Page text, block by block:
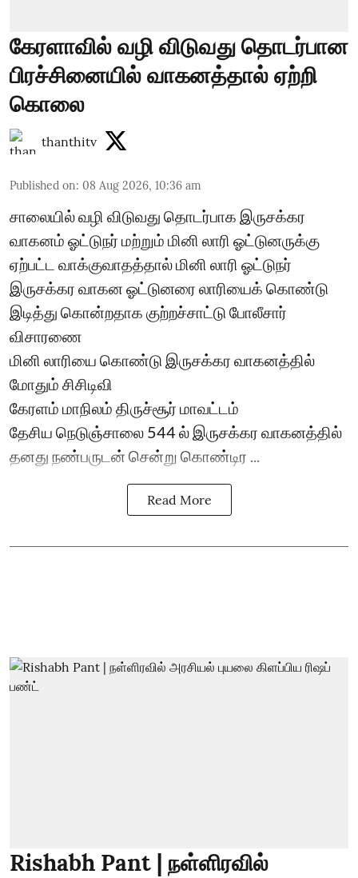
கேரளாவில் வழி விடுவது தொடர்பான
பிரச்சினையில் வாகனத்தால் ஏற்றி
கொலை
thanthitv
Published on: 08 Aug 2026, 10:36 am
சாலையில் வழி விடுவது தொடர்பாக இருசக்கர
வாகனம் ஓட்டுநர் மற்றும் மினி லாரி ஓட்டுனருக்கு
ஏற்பட்ட வாக்குவாதத்தால் மினி லாரி ஓட்டுநர்
இருசக்கர வாகன ஓட்டுனரை லாரியைக் கொண்டு
இடித்து கொன்றதாக குற்றச்சாட்டு போலீசார்
விசாரணை
மினி லாரியை கொண்டு இருசக்கர வாகனத்தில்
மோதும் சிசிடிவி
கேரளம் மாநிலம் திருச்சூர் மாவட்டம்
தேசிய நெடுஞ்சாலை 544 ல் இருசக்கர வாகனத்தில்
தனது நண்பருடன் சென்று கொண்டிர ...
Read More
Rishabh Pant | நள்ளிரவில்